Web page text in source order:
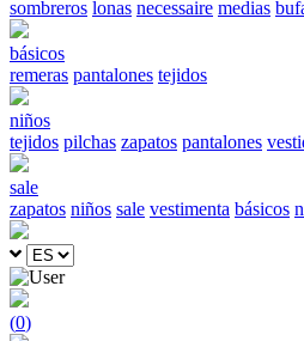
sombreros lonas necessaire medias
básicos
remeras pantalones tejidos
niños
tejidos pilchas zapatos pantalones
sale
zapatos niños sale vestimenta básicos
(0)